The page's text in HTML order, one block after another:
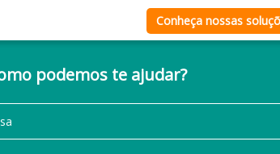
Conheça nossas
podemos te ajudar?